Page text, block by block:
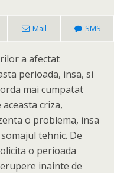
Mail SMS
a afectat
perioada, insa, si
mai cumpatat
criza,
o problema, insa
tehnic. De
o perioada
inainte de